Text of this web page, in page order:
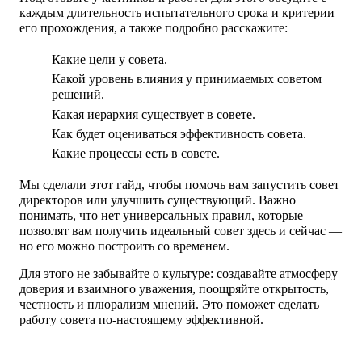
каждым длительность испытательного срока и критерии
его прохождения, а также подробно расскажите:
Какие цели у совета.
Какой уровень влияния у принимаемых советом
решений.
Какая иерархия существует в совете.
Как будет оцениваться эффективность совета.
Какие процессы есть в совете.
Мы сделали этот гайд, чтобы помочь вам запустить совет
директоров или улучшить существующий. Важно
понимать, что нет универсальных правил, которые
позволят вам получить идеальный совет здесь и сейчас —
но его можно построить со временем.
Для этого не забывайте о культуре: создавайте атмосферу
доверия и взаимного уважения, поощряйте открытость,
честность и плюрализм мнений. Это поможет сделать
работу совета по‑настоящему эффективной.